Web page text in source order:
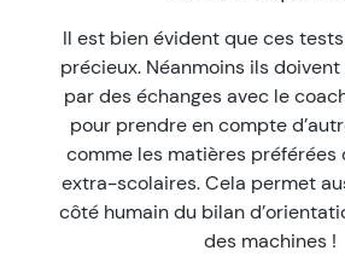
Il est bien évident que ces
précieux. Néanmoins ils
par des échanges avec le
pour prendre en compte
comme les matières préférées
extra-scolaires. Cela permet
côté humain du bilan
des machines !